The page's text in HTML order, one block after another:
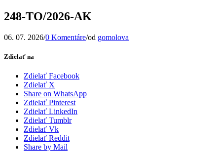
248-TO/2026-AK
06. 07. 2026/0 Komentáre/od gomolova
Zdielať na
Zdielať Facebook
Zdielať X
Share on WhatsApp
Zdielať Pinterest
Zdielať LinkedIn
Zdielať Tumblr
Zdielať Vk
Zdielať Reddit
Share by Mail